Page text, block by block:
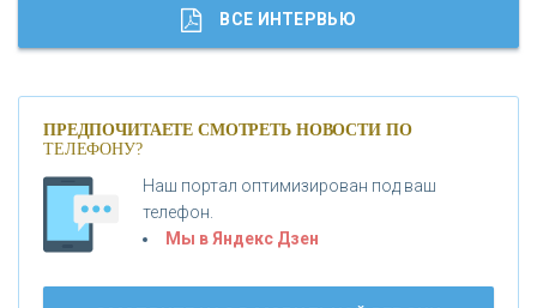
«ГАЗПРОМБАНК»
«МОСКОВСКИЙ КРЕДИТНЫЙ БАНК»
«БАНК ВОЗРОЖДЕНИЕ»
Банки.ру обновил логотип впервые за 19 лет -
ВСЕ ИНТЕРВЬЮ
ПРЕДПОЧИТАЕТЕ СМОТРЕТЬ НОВОСТИ ПО
ТЕЛЕФОНУ?
Наш портал оптимизирован под ваш
телефон.
Мы в Яндекс Дзен